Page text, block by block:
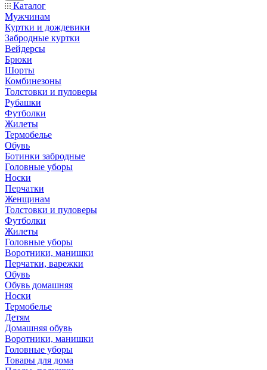
Каталог
Мужчинам
Куртки и дождевики
Забродные куртки
Вейдерсы
Брюки
Шорты
Комбинезоны
Толстовки и пуловеры
Рубашки
Футболки
Жилеты
Термобелье
Обувь
Ботинки забродные
Головные уборы
Носки
Перчатки
Женщинам
Толстовки и пуловеры
Футболки
Жилеты
Головные уборы
Воротники, манишки
Перчатки, варежки
Обувь
Обувь домашняя
Носки
Термобелье
Детям
Домашняя обувь
Воротники, манишки
Головные уборы
Товары для дома